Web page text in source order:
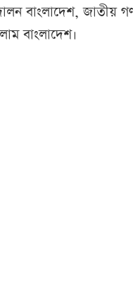
বাংলাদেশ, জাতীয়
বাংলাদেশ।